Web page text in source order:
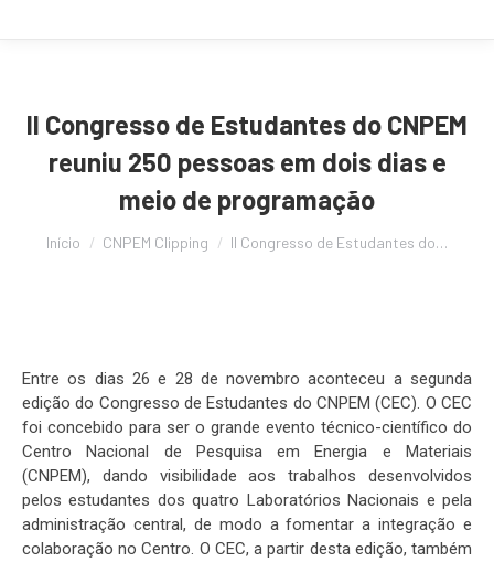
II Congresso de Estudantes do CNPEM
reuniu 250 pessoas em dois dias e
meio de programação
Início CNPEM Clipping II Congresso de Estudantes do…
Entre os dias 26 e 28 de novembro aconteceu a segunda
edição do Congresso de Estudantes do CNPEM (CEC). O CEC
foi concebido para ser o grande evento técnico-científico do
Centro Nacional de Pesquisa em Energia e Materiais
(CNPEM), dando visibilidade aos trabalhos desenvolvidos
pelos estudantes dos quatro Laboratórios Nacionais e pela
administração central, de modo a fomentar a integração e
colaboração no Centro. O CEC, a partir desta edição, também